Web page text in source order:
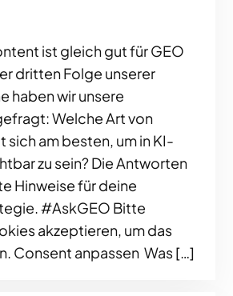
ist gleich gut für GEO
dritten Folge unserer
haben wir unsere
Welche Art von
sich am besten, um in KI-
zu sein? Die Antworten
Hinweise für deine
#AskGEO Bitte
akzeptieren, um das
Consent anpassen Was […]